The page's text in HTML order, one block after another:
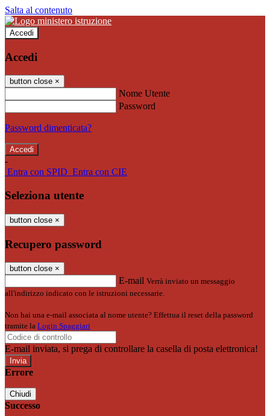
Salta al contenuto
Accedi
Accedi
button close ×
Nome Utente
Password
Password dimenticata?
-
Entra con SPID Entra con CIE
Seleziona utente
button close ×
Recupero password
button close ×
E-mail Verrà inviato un messaggio
all'indirizzo indicato con le istruzioni necessarie.
Non hai una e-mail associata al nome utente? Effettua il reset della password
tramite la Login Spaggiari
E-mail inviata, si prega di controllare la casella di posta elettronica!
Errore
Chiudi
Successo